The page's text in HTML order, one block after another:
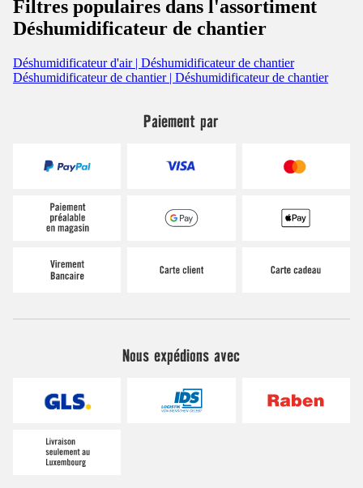
Filtres populaires dans l'assortiment
Déshumidificateur de chantier
Déshumidificateur d'air | Déshumidificateur de chantier
Déshumidificateur de chantier | Déshumidificateur de chantier
Paiement par
Nous expédions avec